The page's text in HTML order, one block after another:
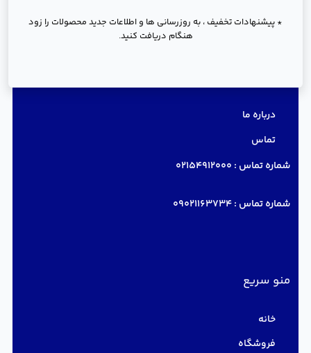
* پیشنهادات تخفیف ، به روزرسانی ها و اطلاعات جدید محصولات را زود
هنگام دریافت کنید.
درباره ما
تماس
شماره تماس : 02154912000
شماره تماس :09021163734
منو سریع
خانه
فروشگاه